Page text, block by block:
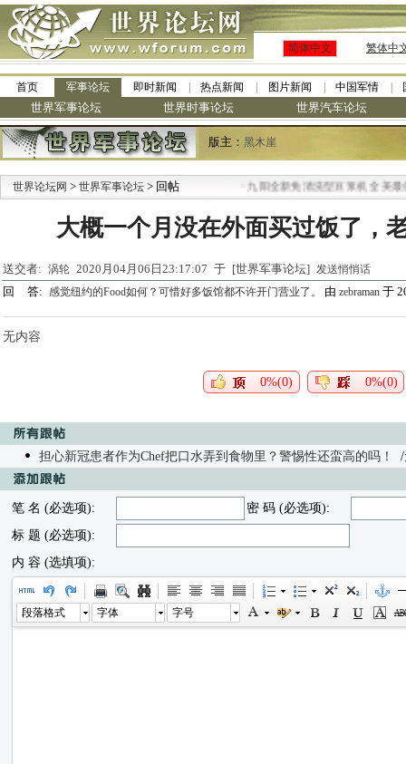
简体中文 繁体中
首页 军事论坛 即时新闻 热点新闻 图片新闻 中国军情
世界军事论坛 世界时事论坛 世界汽车论坛
版主： 黑木崖
世界论坛网 > 世界军事论坛 > 回帖 九阳全新免清洗型豆浆机 全美最低
大概一个月没在外面买过饭了，
送交者: 涡轮 2020月04月06日23:17:07 于 [世界军事论坛] 发送悄悄话
回 答: 感觉纽约的Food如何？可惜好多饭馆都不许开门营业了。 由 zebraman 于
无内容
0%(0) 0%(0)
担心新冠患者作为Chef把口水弄到食物里？警惕性还蛮高的吗！ /
笔 名 (必选项):
密 码 (必选项):
标 题 (必选项):
内 容 (选填项):
段落格式 字体 字号